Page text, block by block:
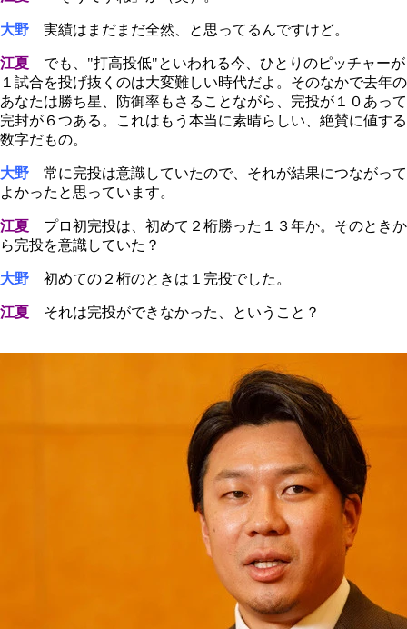
大野 実績はまだまだ全然、と思ってるんですけど。
江夏 でも、"打高投低"といわれる今、ひとりのピッチャーが
１試合を投げ抜くのは大変難しい時代だよ。そのなかで去年の
あなたは勝ち星、防御率もさることながら、完投が１０あって
完封が６つある。これはもう本当に素晴らしい、絶賛に値する
数字だもの。
大野
常に完投は意識していたので、それが結果につながって
よかったと思っています。
江夏 プロ初完投は、初めて２桁勝った１３年か。そのときか
ら完投を意識していた？
大野 初めての２桁のときは１完投でした。
江夏 それは完投ができなかった、ということ？